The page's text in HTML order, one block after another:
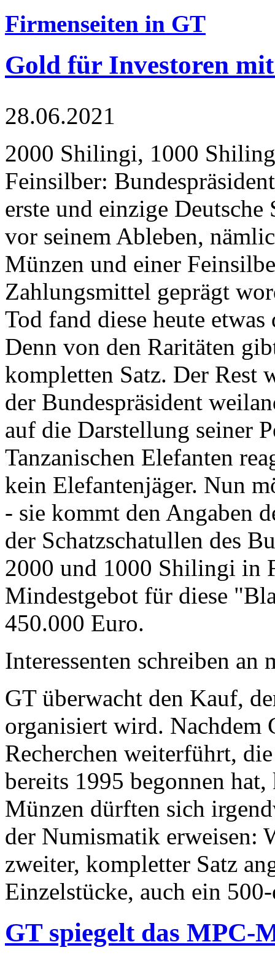
Firmenseiten in GT
Gold für Investoren
28.06.2021
2000 Shilingi, 1000
Feinsilber:
erste und einzige Deutsche
vor seinem Ableben,
Münzen und einer
Zahlungsmittel geprägt
Tod fand diese heute
Denn von den Raritäten
kompletten Satz. Der Rest
der Bundespräsident
auf die Darstellung seiner
Tanzanischen Elefanten
kein Elefantenjäger. Nun
- sie kommt den Angaben
der Schatzschatullen des
2000 und 1000 Shilingi in
Mindestgebot für diese
450.000 Euro.
Interessenten schreiben
GT überwacht den Kauf,
organisiert wird. Nachdem
Recherchen weiterführt,
bereits 1995 begonnen
Münzen dürften sich
der Numismatik erweisen:
zweiter, kompletter Satz
Einzelstücke, auch ein
GT spiegelt das MPC-